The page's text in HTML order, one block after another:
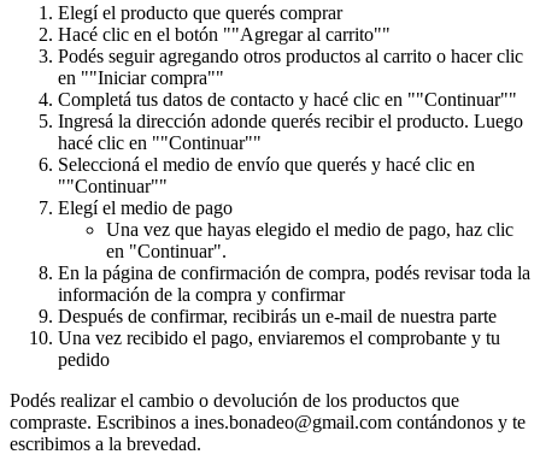
Elegí el producto que querés comprar
Hacé clic en el botón ""Agregar al carrito""
Podés seguir agregando otros productos al carrito o hacer clic
en ""Iniciar compra""
Completá tus datos de contacto y hacé clic en ""Continuar""
Ingresá la dirección adonde querés recibir el producto. Luego
hacé clic en ""Continuar""
Seleccioná el medio de envío que querés y hacé clic en
""Continuar""
Elegí el medio de pago
Una vez que hayas elegido el medio de pago, haz clic
en "Continuar".
En la página de confirmación de compra, podés revisar toda la
información de la compra y confirmar
Después de confirmar, recibirás un e-mail de nuestra parte
Una vez recibido el pago, enviaremos el comprobante y tu
pedido
Podés realizar el cambio o devolución de los productos que
compraste. Escribinos a ines.bonadeo@gmail.com contándonos y te
escribimos a la brevedad.